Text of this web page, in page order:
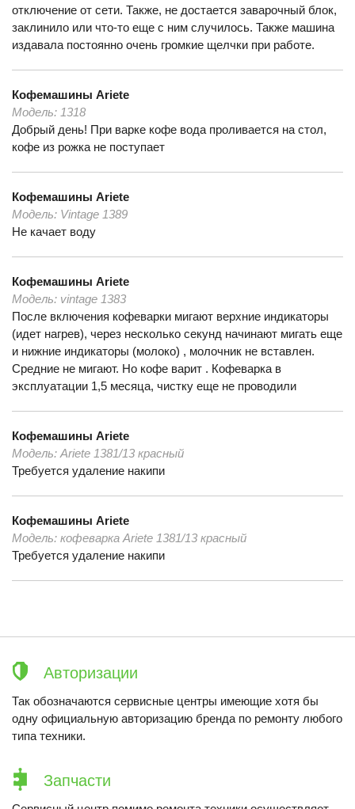
отключение от сети. Также, не достается заварочный блок,
заклинило или что-то еще с ним случилось. Также машина
издавала постоянно очень громкие щелчки при работе.
Кофемашины Ariete
Модель: 1318
Добрый день! При варке кофе вода проливается на стол,
кофе из рожка не поступает
Кофемашины Ariete
Модель: Vintage 1389
Не качает воду
Кофемашины Ariete
Модель: vintage 1383
После включения кофеварки мигают верхние индикаторы
(идет нагрев), через несколько секунд начинают мигать еще
и нижние индикаторы (молоко) , молочник не вставлен.
Средние не мигают. Но кофе варит . Кофеварка в
эксплуатации 1,5 месяца, чистку еще не проводили
Кофемашины Ariete
Модель: Ariete 1381/13 красный
Требуется удаление накипи
Кофемашины Ariete
Модель: кофеварка Ariete 1381/13 красный
Требуется удаление накипи
Авторизации
Так обозначаются сервисные центры имеющие хотя бы
одну официальную авторизацию бренда по ремонту любого
типа техники.
Запчасти